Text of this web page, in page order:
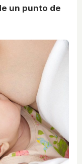
un punto de